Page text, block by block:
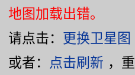
地图加载出错。
请点击： 更换卫星图
或者： 点击刷新 ，